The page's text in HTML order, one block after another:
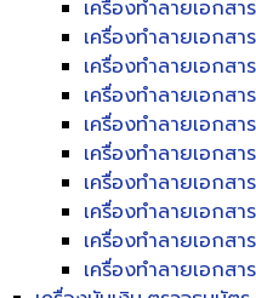
เครื่องทำลายเอกสา
เครื่องทำลายเอกสา
เครื่องทำลายเอกส
เครื่องทำลายเอกสา
เครื่องทำลายเอกสา
เครื่องทำลายเอกสา
เครื่องทำลายเอกสา
เครื่องทำลายเอกสา
เครื่องทำลายเอกสา
เครื่องทำลายเอกสา